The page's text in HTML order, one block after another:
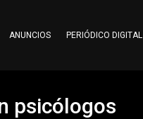
ANUNCIOS PERIÓDICO DIGITAL
psicólogos